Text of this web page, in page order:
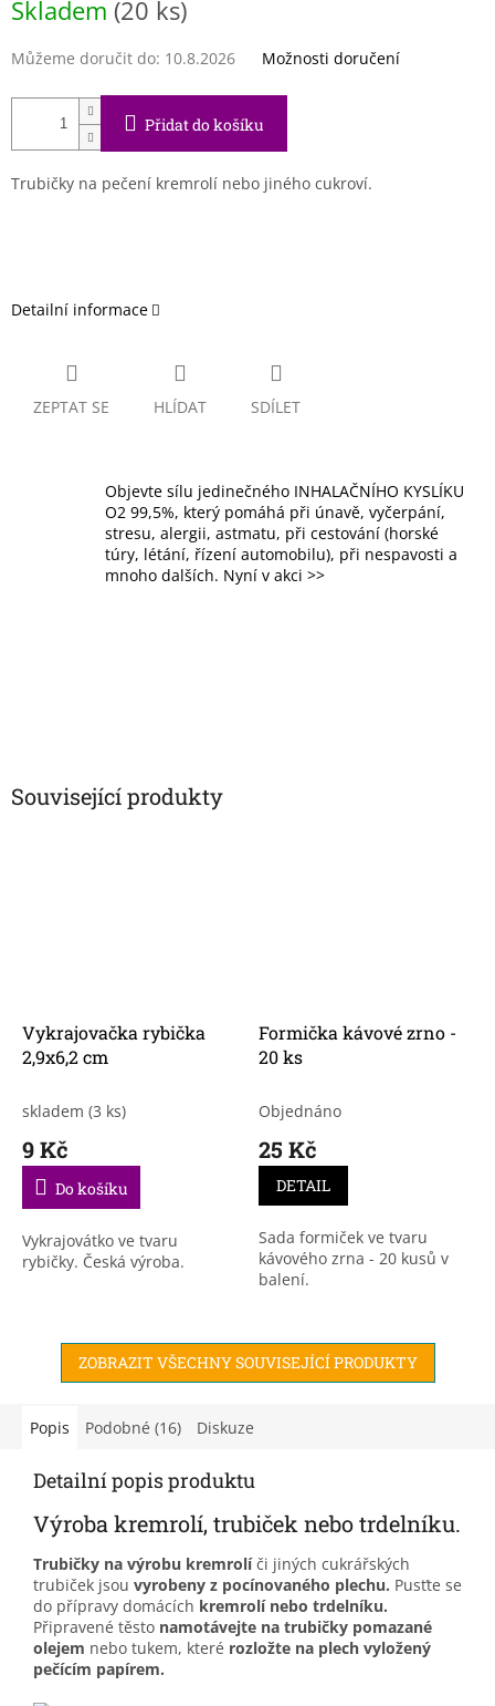
cena:
Skladem (20 ks)
Můžeme doručit do: 10.8.2026 Možnosti doručení
Přidat do košíku
Trubičky na pečení kremrolí nebo jiného cukroví.
Detailní informace
ZEPTAT SE HLÍDAT SDÍLET
Objevte sílu jedinečného INHALAČNÍHO KYSLÍKU
O2 99,5%, který pomáhá při únavě, vyčerpání,
stresu, alergii, astmatu, při cestování (horské
túry, létání, řízení automobilu), při nespavosti a
mnoho dalších. Nyní v akci >>
Související produkty
Vykrajovačka rybička
2,9x6,2 cm
skladem (3 ks)
9 Kč
Do košíku
Vykrajovátko ve tvaru
rybičky. Česká výroba.
Formička kávové zrno -
20 ks
Objednáno
25 Kč
DETAIL
Sada formiček ve tvaru
kávového zrna - 20 kusů v
balení.
ZOBRAZIT VŠECHNY SOUVISEJÍCÍ PRODUKTY
Popis Podobné (16) Diskuze
Detailní popis produktu
Výroba kremrolí, trubiček nebo trdelníku.
Trubičky na výrobu kremrolíči jiných cukrářských
trubiček jsou vyrobeny z pocínovaného plechu. Pusťte se
do přípravy domácích kremrolí nebo trdelníku.
Připravené těsto namotávejte na trubičky pomazané
olejem nebo tukem, které rozložte na plech vyložený
pečícím papírem.